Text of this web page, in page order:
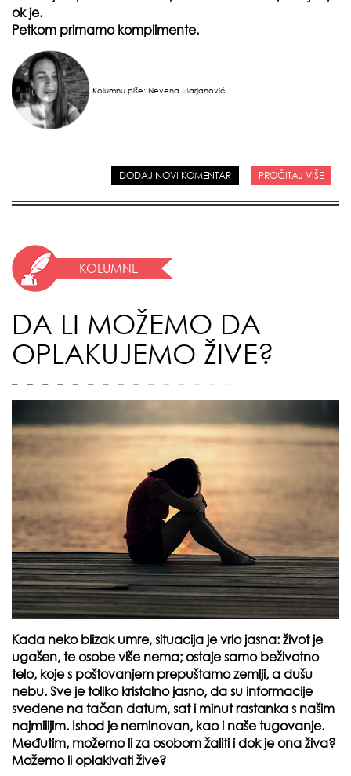
ok je.
Petkom primamo komplimente.
Kolumnu piše: Nevena Marjanović
DODAJ NOVI KOMENTAR PROČITAJ VIŠE
KOLUMNE
DA LI MOŽEMO DA
OPLAKUJEMO ŽIVE?
Kada neko blizak umre, situacija je vrlo jasna: život je
ugašen, te osobe više nema; ostaje samo beživotno
telo, koje s poštovanjem prepuštamo zemlji, a dušu
nebu. Sve je toliko kristalno jasno, da su informacije
svedene na tačan datum, sat i minut rastanka s našim
najmilijim. Ishod je neminovan, kao i naše tugovanje.
Međutim, možemo li za osobom žaliti i dok je ona živa?
Možemo li oplakivati žive?